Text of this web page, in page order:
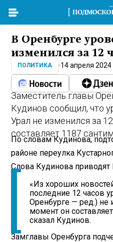
В Оренбурге
изменился за 12
ПОЛИТИКА 14 апреля 2024
Заместитель главы
Кудинов сообщил, что
Урал не изменился за
составляет 1187
По словам Кудинова,
районе переулка
Слова Кудинова
«Из хороших
последние 12 часов
Оренбурге — ред.) не
момент он
сказал Кудинов.
Замглавы Оренбурга